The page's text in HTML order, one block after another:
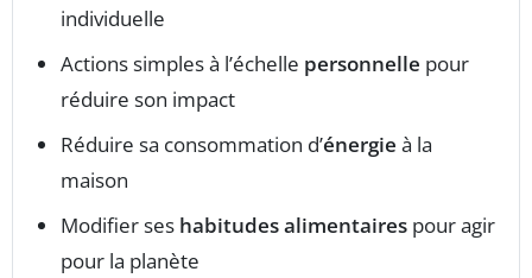
individuelle
Actions simples à l’échelle personnelle pour
réduire son impact
Réduire sa consommation d’énergie à la
maison
Modifier ses habitudes alimentaires pour agir
pour la planète